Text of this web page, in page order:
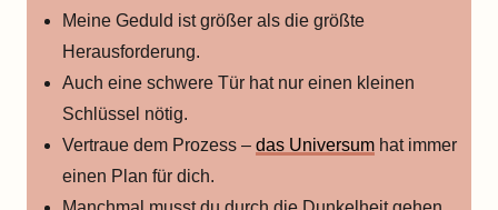
Meine Geduld ist größer als die größte
Herausforderung.
Auch eine schwere Tür hat nur einen kleinen
Schlüssel nötig.
Vertraue dem Prozess – das Universum hat immer
einen Plan für dich.